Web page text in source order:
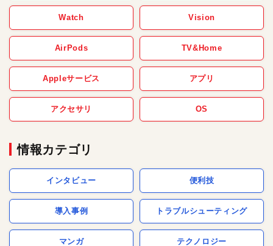
Watch Vision
AirPods TV&Home
Appleサービス アプリ
アクセサリ OS
情報カテゴリ
インタビュー 便利技
導入事例 トラブルシューティング
マンガ テクノロジー